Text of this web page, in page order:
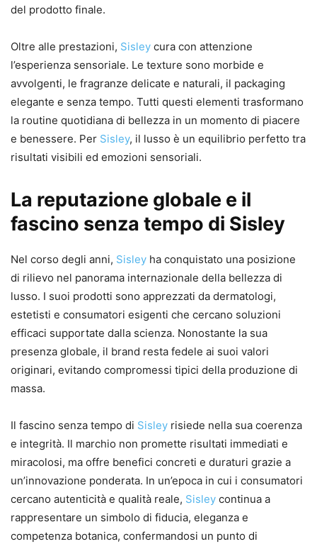
del prodotto finale.
Oltre alle prestazioni, Sisley cura con attenzione
l’esperienza sensoriale. Le texture sono morbide e
avvolgenti, le fragranze delicate e naturali, il packaging
elegante e senza tempo. Tutti questi elementi trasformano
la routine quotidiana di bellezza in un momento di piacere
e benessere. Per Sisley, il lusso è un equilibrio perfetto tra
risultati visibili ed emozioni sensoriali.
La reputazione globale e il
fascino senza tempo di Sisley
Nel corso degli anni, Sisley ha conquistato una posizione
di rilievo nel panorama internazionale della bellezza di
lusso. I suoi prodotti sono apprezzati da dermatologi,
estetisti e consumatori esigenti che cercano soluzioni
efficaci supportate dalla scienza. Nonostante la sua
presenza globale, il brand resta fedele ai suoi valori
originari, evitando compromessi tipici della produzione di
massa.
Il fascino senza tempo di Sisley risiede nella sua coerenza
e integrità. Il marchio non promette risultati immediati e
miracolosi, ma offre benefici concreti e duraturi grazie a
un’innovazione ponderata. In un’epoca in cui i consumatori
cercano autenticità e qualità reale, Sisley continua a
rappresentare un simbolo di fiducia, eleganza e
competenza botanica, confermandosi un punto di